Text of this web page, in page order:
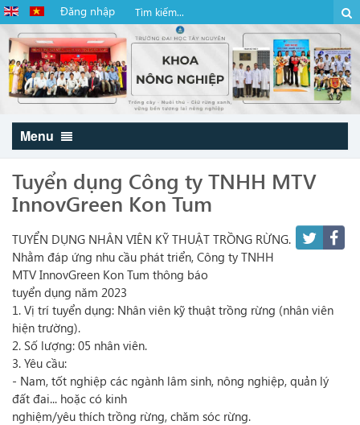
Đăng nhập
Menu
Tuyển dụng Công ty TNHH MTV
InnovGreen Kon Tum
TUYỂN DỤNG NHÂN VIÊN KỸ THUẬT TRỒNG RỪNG.
Nhằm đáp ứng nhu cầu phát triển, Công ty TNHH
MTV InnovGreen Kon Tum thông báo
tuyển dụng năm 2023
1. Vị trí tuyển dụng: Nhân viên kỹ thuật trồng rừng (nhân viên
hiện trường).
2. Số lượng: 05 nhân viên.
3. Yêu cầu:
- Nam, tốt nghiệp các ngành lâm sinh, nông nghiệp, quản lý
đất đai... hoặc có kinh
nghiệm/yêu thích trồng rừng, chăm sóc rừng.